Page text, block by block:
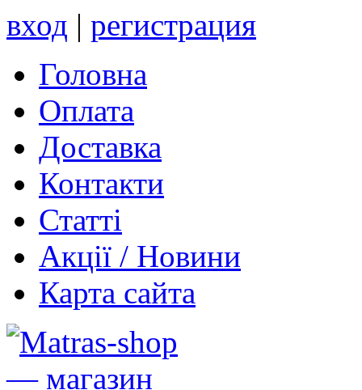
вход | регистрация
Головна
Оплата
Доставка
Контакти
Статті
Акції / Новини
Карта сайта